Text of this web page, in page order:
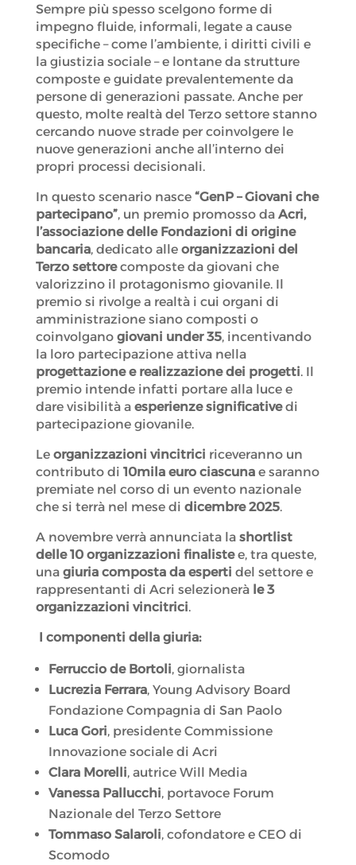
Sempre più spesso scelgono forme di
impegno fluide, informali, legate a cause
specifiche – come l’ambiente, i diritti civili e
la giustizia sociale – e lontane da strutture
composte e guidate prevalentemente da
persone di generazioni passate. Anche per
questo, molte realtà del Terzo settore stanno
cercando nuove strade per coinvolgere le
nuove generazioni anche all’interno dei
propri processi decisionali.
In questo scenario nasce “GenP – Giovani che
partecipano”, un premio promosso da Acri,
l’associazione delle Fondazioni di origine
bancaria, dedicato alle organizzazioni del
Terzo settorecomposte da giovani che
valorizzino il protagonismo giovanile. Il
premio si rivolge a realtà i cui organi di
amministrazione siano composti o
coinvolgano giovani under 35, incentivando
la loro partecipazione attiva nella
progettazione e realizzazione dei progetti. Il
premio intende infatti portare alla luce e
dare visibilità a esperienze significativedi
partecipazione giovanile.
Le organizzazioni vincitrici riceveranno un
contributo di 10mila euro ciascunae saranno
premiate nel corso di un evento nazionale
che si terrà nel mese di dicembre 2025.
A novembre verrà annunciata la shortlist
delle 10 organizzazioni finalistee, tra queste,
una giuria composta da esperti del settore e
rappresentanti di Acri selezionerà le 3
organizzazioni vincitrici.
I componenti della giuria:
Ferruccio de Bortoli, giornalista
Lucrezia Ferrara, Young Advisory Board
Fondazione Compagnia di San Paolo
Luca Gori, presidente Commissione
Innovazione sociale di Acri
Clara Morelli, autrice Will Media
Vanessa Pallucchi, portavoce Forum
Nazionale del Terzo Settore
Tommaso Salaroli, cofondatore e CEO di
Scomodo